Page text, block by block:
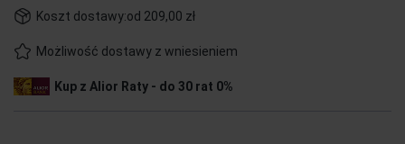
Koszt dostawy:od 209,00 zł
Możliwość dostawy z wniesieniem
Kup z Alior Raty - do 30 rat 0%